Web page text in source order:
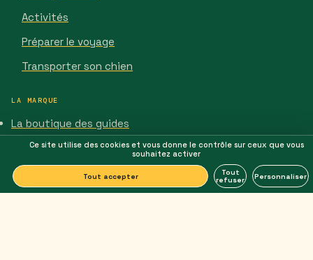
Activités
Préparer le voyage
Transporter son chien
LA MARQUE
La boutique des guides
Le quiz de personnalité
Notre histoire
Nous contacter
Ce site utilise des cookies et vous donne le contrôle sur ceux que vous
souhaitez activer
Tout accepter
Tout
refuser
Personnaliser